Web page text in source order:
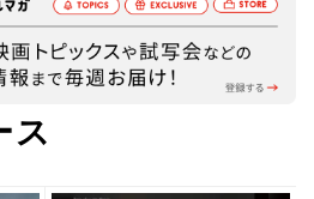
ス